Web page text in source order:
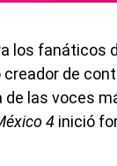
los
de
de las voces
4 inició